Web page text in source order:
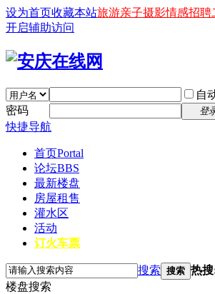
设为首页收藏本站旅游亲子摄影情感招聘
开启辅助访问
自
密码
登
快捷导航
首页Portal
论坛BBS
最新楼盘
房屋租售
灌水区
活动
订火车票
搜索 搜索 热
楼盘搜索